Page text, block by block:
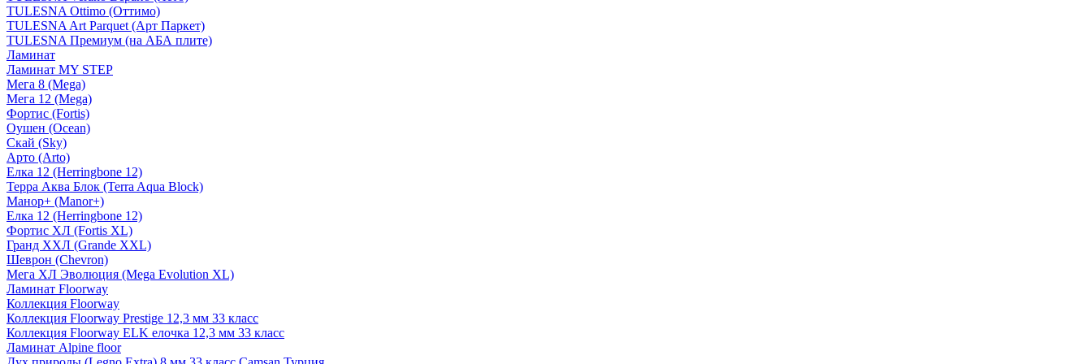
TULESNA Ottimo (Оттимо)
TULESNA Art Parquet (Арт Паркет)
TULESNA Премиум (на АБА плите)
Ламинат
Ламинат MY STEP
Мега 8 (Mega)
Мега 12 (Mega)
Фортис (Fortis)
Оушен (Ocean)
Скай (Sky)
Арто (Arto)
Елка 12 (Herringbone 12)
Терра Аква Блок (Terra Aqua Block)
Манор+ (Manor+)
Елка 12 (Herringbone 12)
Фортис ХЛ (Fortis XL)
Гранд ХХЛ (Grande XXL)
Шеврон (Chevron)
Мега ХЛ Эволюция (Mega Evolution XL)
Ламинат Floorway
Коллекция Floorway
Коллекция Floorway Prestige 12,3 мм 33 класс
Коллекция Floorway ELK елочка 12,3 мм 33 класс
Ламинат Alpine floor